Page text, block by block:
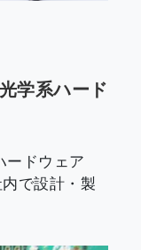
学系ハード
ードウェア
で設計・製